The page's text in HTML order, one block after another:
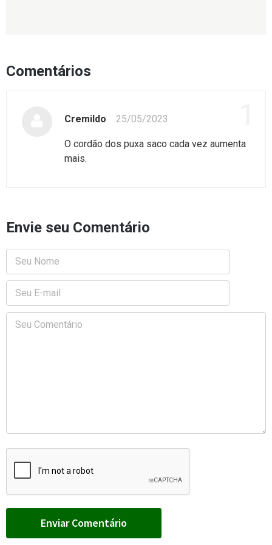
Comentários
Cremildo 25/05/2023
O cordão dos puxa saco cada vez aumenta
mais.
Envie seu Comentário